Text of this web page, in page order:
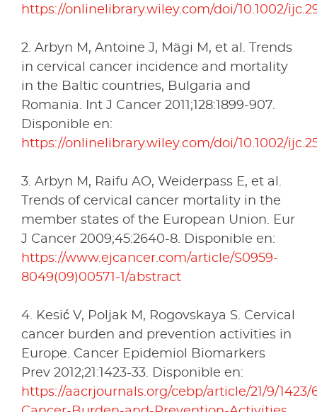
https://onlinelibrary.wiley.com/doi/10.1002/
2. Arbyn M, Antoine J, Mägi M, et al. Trends
in cervical cancer incidence and mortality
in the Baltic countries, Bulgaria and
Romania. Int J Cancer 2011;128:1899-907.
Disponible en:
https://onlinelibrary.wiley.com/doi/10.1002/
3. Arbyn M, Raifu AO, Weiderpass E, et al.
Trends of cervical cancer mortality in the
member states of the European Union. Eur
J Cancer 2009;45:2640-8. Disponible en:
https://www.ejcancer.com/article/S0959-
8049(09)00571-1/abstract
4. Kesić V, Poljak M, Rogovskaya S. Cervical
cancer burden and prevention activities in
Europe. Cancer Epidemiol Biomarkers
Prev 2012;21:1423-33. Disponible en:
https://aacrjournals.org/cebp/article/21/9/